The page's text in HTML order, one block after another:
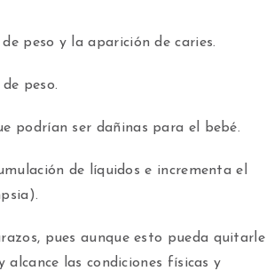
peso y la aparición de caries.
peso.
podrían ser dañinas para el bebé.
de líquidos e incrementa el
pues aunque esto pueda quitarle
las condiciones físicas y